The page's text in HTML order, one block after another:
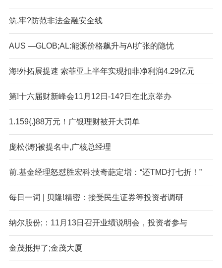
筑,牢?防范非法金融安全线
AUS —GLOB;AL:能源价格飙升与AI扩张的隐忧
海!外拓展提速 索菲亚上半年实现扣非净利润4.29亿元
第!十六届财新峰会11月12日-14?日在北京举办
1.159{.}88万元！广银理财被开大罚单
庞松{涛}被提名中,广核总经理
前.基金经理怒怼胜宏科:技奇葩定增：“还TMD打七折！”
每日一词 | 贝隆!精密：接受民生证券等投资者调研
纳尔股份;：11月13日召开业绩说明会，投资者参与
金茂抵押了;金茂大厦